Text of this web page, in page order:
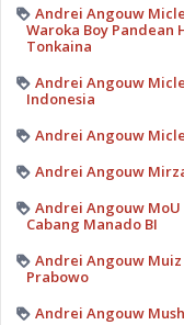
Andrei Angouw
Waroka Boy Pandean
Tonkaina
Andrei Angouw
Indonesia
Andrei Angouw
Andrei Angouw
Andrei Angouw MoU
Cabang Manado BI
Andrei Angouw
Prabowo
Andrei Angouw